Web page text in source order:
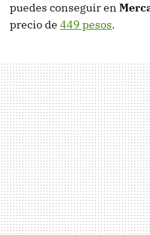
puedes conseguir en
precio de 449 pesos.